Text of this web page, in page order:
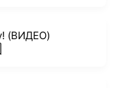
(ВИДЕО)
favorites